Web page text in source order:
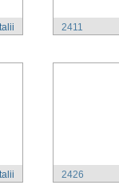
2411
2426